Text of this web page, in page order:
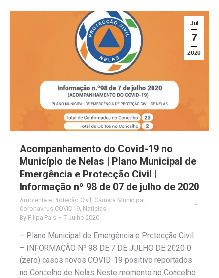
Jul
7
2020
Acompanhamento do Covid-19 no
Município de Nelas | Plano Municipal de
Emergência e Protecção Civil |
Informação nº 98 de 07 de julho de 2020
Ambiente e Proteção Civil , Câmara Municipal ,
Coronavirus COVID19, Notícias
By Filipa Pais 7 Julho 2020
– Plano Municipal de Emergência e Protecção Civil
– INFORMAÇÃO Nº 98 DE 7 DE JULHO DE 2020 0
(zero) casos novos COVID-19 positivo reportados
no Concelho de Nelas Neste momento no Concelho